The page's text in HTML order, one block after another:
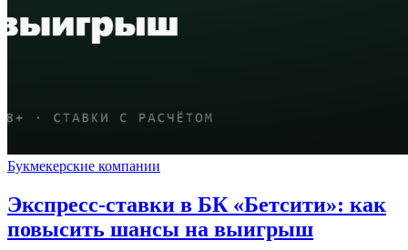
Букмекерские компании
Экспресс-ставки в БК «Бетсити»: как
повысить шансы на выигрыш